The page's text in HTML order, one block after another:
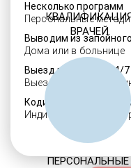
Несколько программ
Персональные
Выводим из
Дома или в больнице
Выезд нарколога 24/7
Выезд в течение 30
Кодировка
Индивидуальные
ВРАЧЕЙ
ПЕРСОНАЛЬНЫЕ